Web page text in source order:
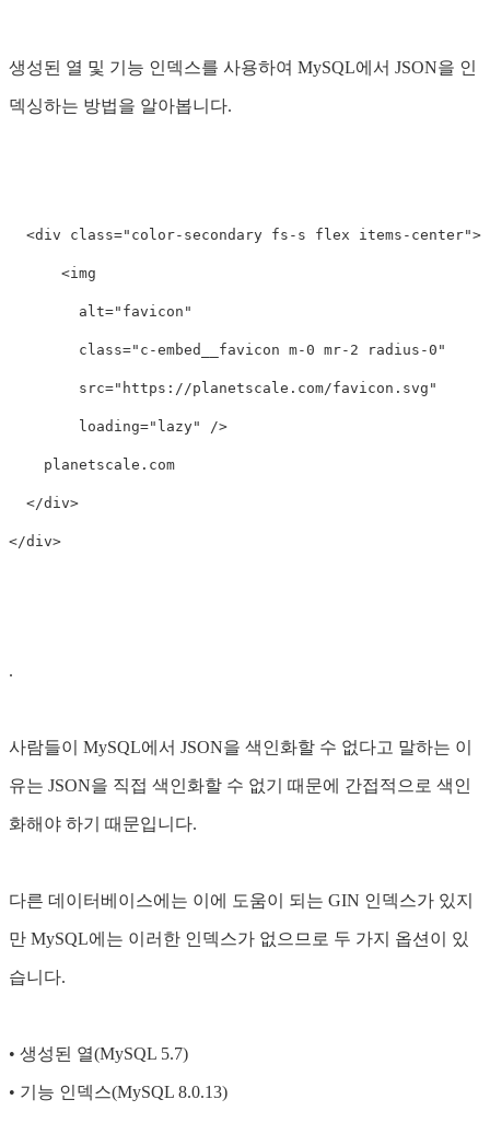
생성된 열 및 기능 인덱스를 사용하여 MySQL에서 JSON을 인
덱싱하는 방법을 알아봅니다.
  <div class="color-secondary fs-s flex items-center">
      <img
        alt="favicon"
        class="c-embed__favicon m-0 mr-2 radius-0"
        src="https://planetscale.com/favicon.svg"
        loading="lazy" />
    planetscale.com
  </div>
.
사람들이 MySQL에서 JSON을 색인화할 수 없다고 말하는 이
유는 JSON을 직접 색인화할 수 없기 때문에 간접적으로 색인
화해야 하기 때문입니다.
다른 데이터베이스에는 이에 도움이 되는 GIN 인덱스가 있지
만 MySQL에는 이러한 인덱스가 없으므로 두 가지 옵션이 있
습니다.
• 생성된 열(MySQL 5.7)
• 기능 인덱스(MySQL 8.0.13)